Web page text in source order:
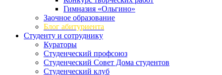
Гимназия «Ольгино»
Заочное образование
Блог абитуриента
Студенту и сотруднику
Кураторы
Студенческий профсоюз
Студенческий Совет Дома студентов
Студенческий клуб